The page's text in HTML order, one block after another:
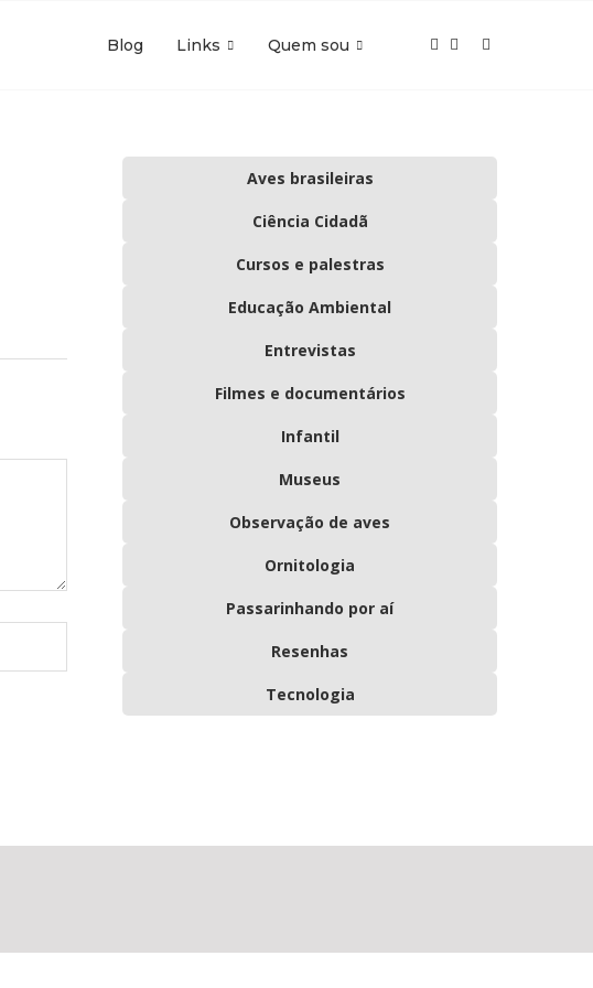
Blog Links Quem sou
Aves brasileiras
Ciência Cidadã
Cursos e palestras
Educação Ambiental
Entrevistas
Filmes e documentários
Infantil
Museus
Observação de aves
Ornitologia
Passarinhando por aí
Resenhas
Tecnologia